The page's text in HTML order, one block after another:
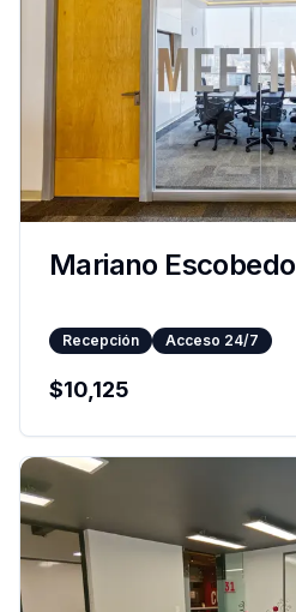
Mariano Escobedo
Recepción Acceso 24/7
$10,125